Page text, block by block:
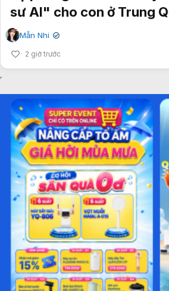
sư AI" cho con ở Trung
Mẫn Nhi ✔
2 giờ trước